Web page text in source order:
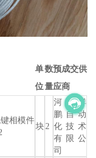
单
位
数
量
预成交供
应商
相模件
块2
河北祥
鹏自动
化技术
有限公
司